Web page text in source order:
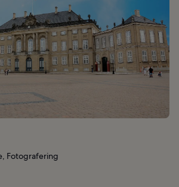
Fotografering